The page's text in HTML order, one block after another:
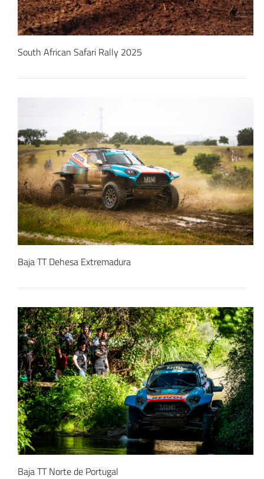
South African Safari Rally 2025
Baja TT Dehesa Extremadura
Baja TT Norte de Portugal